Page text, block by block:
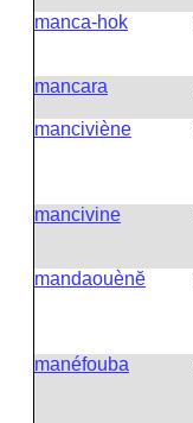
manca-hok
mancara
manciviène
mancivine
mandaouènĕ
manéfouba